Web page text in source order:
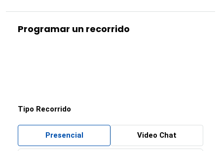
Programar un recorrido
Tipo Recorrido
Presencial Video Chat